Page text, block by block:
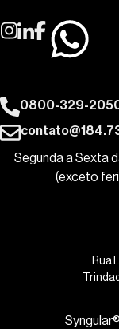
0800-329-
Segunda a Sexta
(exceto
Rua